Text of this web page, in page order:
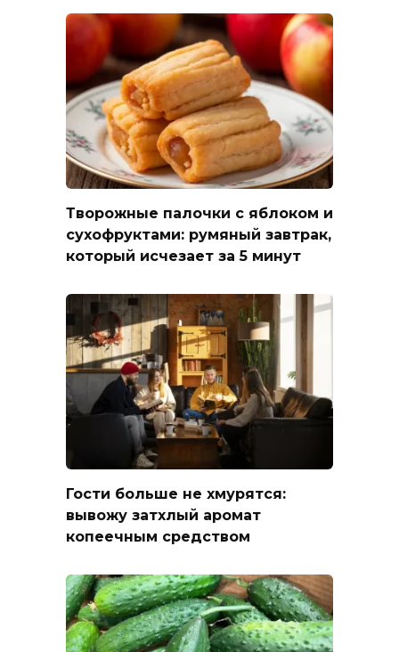
Творожные палочки с яблоком и
сухофруктами: румяный завтрак,
который исчезает за 5 минут
Гости больше не хмурятся:
вывожу затхлый аромат
копеечным средством